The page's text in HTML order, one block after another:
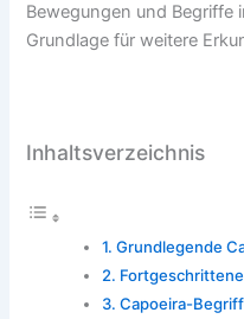
Bewegungen und Begriffe
Grundlage für weitere
Inhaltsverzeichnis
Grundlegende
Capoeira-